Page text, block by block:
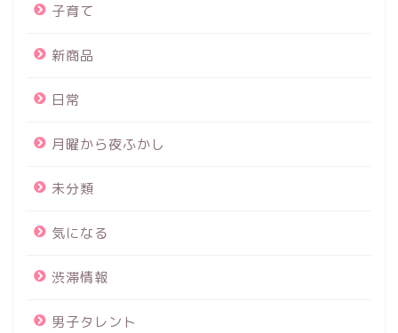
子育て
新商品
日常
月曜から夜ふかし
未分類
気になる
渋滞情報
男子タレント